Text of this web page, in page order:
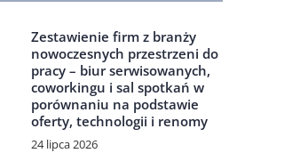
Zestawienie firm z branży
nowoczesnych przestrzeni do
pracy – biur serwisowanych,
coworkingu i sal spotkań w
porównaniu na podstawie
oferty, technologii i renomy
24 lipca 2026